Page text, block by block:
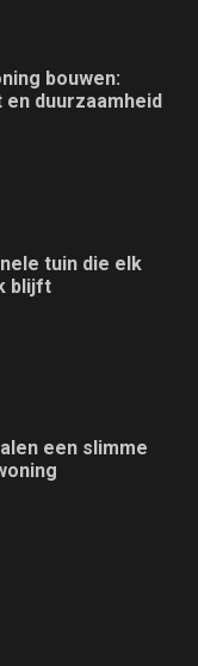
bouwen:
duurzaamheid
tuin die elk
blijft
een slimme